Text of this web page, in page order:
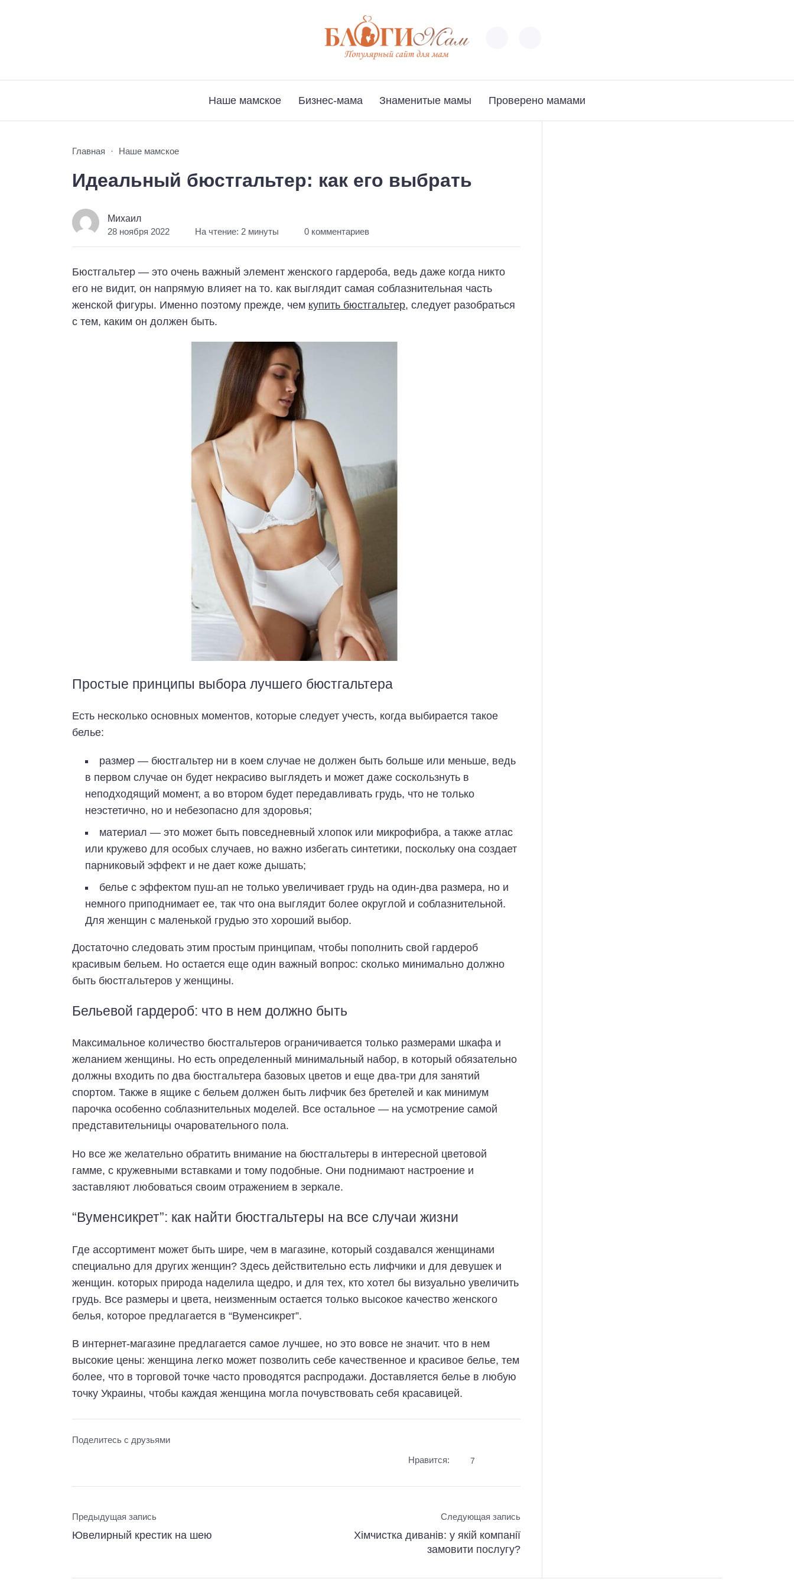
Наше мамское Бизнес-мама Знаменитые мамы Проверено мамами
Главная Наше мамское
Идеальный бюстгальтер: как его выбрать
Михаил
28 ноября 2022 На чтение: 2 минуты 0 комментариев
Бюстгальтер — это очень важный элемент женского гардероба, ведь даже когда никто
его не видит, он напрямую влияет на то. как выглядит самая соблазнительная часть
женской фигуры. Именно поэтому прежде, чем купить бюстгальтер, следует разобраться
с тем, каким он должен быть.
Простые принципы выбора лучшего бюстгальтера
Есть несколько основных моментов, которые следует учесть, когда выбирается такое
белье:
размер — бюстгальтер ни в коем случае не должен быть больше или меньше, ведь
в первом случае он будет некрасиво выглядеть и может даже соскользнуть в
неподходящий момент, а во втором будет передавливать грудь, что не только
неэстетично, но и небезопасно для здоровья;
материал — это может быть повседневный хлопок или микрофибра, а также атлас
или кружево для особых случаев, но важно избегать синтетики, поскольку она создает
парниковый эффект и не дает коже дышать;
белье с эффектом пуш-ап не только увеличивает грудь на один-два размера, но и
немного приподнимает ее, так что она выглядит более округлой и соблазнительной.
Для женщин с маленькой грудью это хороший выбор.
Достаточно следовать этим простым принципам, чтобы пополнить свой гардероб
красивым бельем. Но остается еще один важный вопрос: сколько минимально должно
быть бюстгальтеров у женщины.
Бельевой гардероб: что в нем должно быть
Максимальное количество бюстгальтеров ограничивается только размерами шкафа и
желанием женщины. Но есть определенный минимальный набор, в который обязательно
должны входить по два бюстгальтера базовых цветов и еще два-три для занятий
спортом. Также в ящике с бельем должен быть лифчик без бретелей и как минимум
парочка особенно соблазнительных моделей. Все остальное — на усмотрение самой
представительницы очаровательного пола.
Но все же желательно обратить внимание на бюстгальтеры в интересной цветовой
гамме, с кружевными вставками и тому подобные. Они поднимают настроение и
заставляют любоваться своим отражением в зеркале.
“Вуменсикрет”: как найти бюстгальтеры на все случаи жизни
Где ассортимент может быть шире, чем в магазине, который создавался женщинами
специально для других женщин? Здесь действительно есть лифчики и для девушек и
женщин. которых природа наделила щедро, и для тех, кто хотел бы визуально увеличить
грудь. Все размеры и цвета, неизменным остается только высокое качество женского
белья, которое предлагается в “Вуменсикрет”.
В интернет-магазине предлагается самое лучшее, но это вовсе не значит. что в нем
высокие цены: женщина легко может позволить себе качественное и красивое белье, тем
более, что в торговой точке часто проводятся распродажи. Доставляется белье в любую
точку Украины, чтобы каждая женщина могла почувствовать себя красавицей.
Поделитесь с друзьями
Нравится: 7
Предыдущая запись
Ювелирный крестик на шею
Следующая запись
Хімчистка диванів: у якій компанії
замовити послугу?